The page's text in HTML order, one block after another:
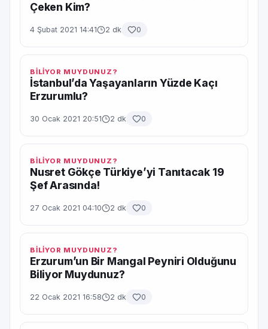
Çeken Kim?
4 Şubat 2021 14:41 2 dk 0
BİLİYOR MUYDUNUZ?
İstanbul’da Yaşayanların Yüzde Kaçı
Erzurumlu?
30 Ocak 2021 20:51 2 dk 0
BİLİYOR MUYDUNUZ?
Nusret Gökçe Türkiye’yi Tanıtacak 19
Şef Arasında!
27 Ocak 2021 04:10 2 dk 0
BİLİYOR MUYDUNUZ?
Erzurum’un Bir Mangal Peyniri Olduğunu
Biliyor Muydunuz?
22 Ocak 2021 16:58 2 dk 0